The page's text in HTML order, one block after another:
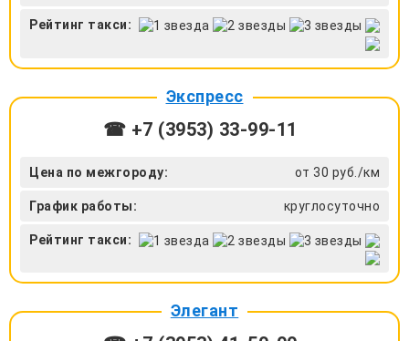
Рейтинг такси:
Экспресс
☎ +7 (3953) 33-99-11
Цена по межгороду: от 30 руб./км
График работы: круглосуточно
Рейтинг такси:
Элегант